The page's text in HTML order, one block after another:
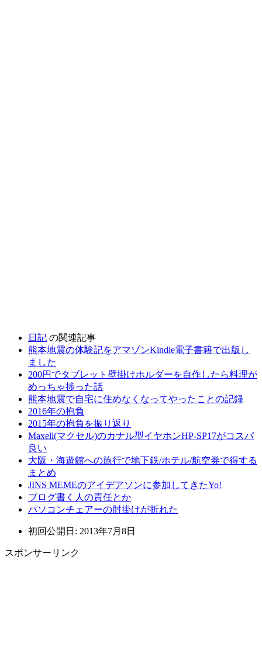
日記 の関連記事
熊本地震の体験記をアマゾンKindle電子書籍で出版し
ました
200円でタブレット壁掛けホルダーを自作したら料理が
めっちゃ捗った話
熊本地震で自宅に住めなくなってやったことの記録
2016年の抱負
2015年の抱負を振り返り
Maxell(マクセル)のカナル型イヤホンHP-SP17がコスパ
良い
大阪・海遊館への旅行で地下鉄/ホテル/航空券で得する
まとめ
JINS MEMEのアイデアソンに参加してきたYo!
ブログ書く人の責任とか
パソコンチェアーの肘掛けが折れた
初回公開日: 2013年7月8日
スポンサーリンク